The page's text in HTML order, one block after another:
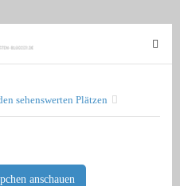
T
o
l
sehenswerten Plätzen
anschauen